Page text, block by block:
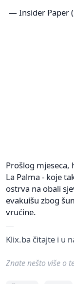
— Insider Paper
Prošlog mjeseca,
La Palma - koje
ostrva na obali
evakuišu zbog
vrućine.
Klix.ba čitajte i u
Znate nešto više o